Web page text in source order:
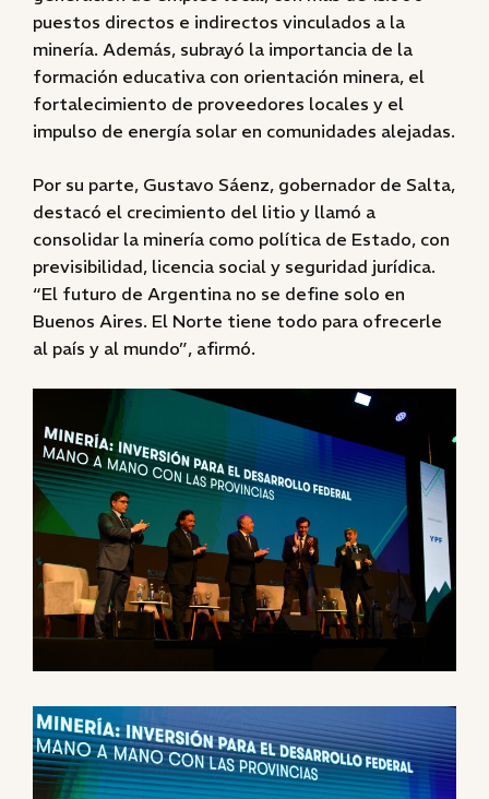
puestos directos e indirectos vinculados a la
minería. Además, subrayó la importancia de la
formación educativa con orientación minera, el
fortalecimiento de proveedores locales y el
impulso de energía solar en comunidades alejadas.
Por su parte, Gustavo Sáenz, gobernador de Salta,
destacó el crecimiento del litio y llamó a
consolidar la minería como política de Estado, con
previsibilidad, licencia social y seguridad jurídica.
“El futuro de Argentina no se define solo en
Buenos Aires. El Norte tiene todo para ofrecerle
al país y al mundo”, afirmó.